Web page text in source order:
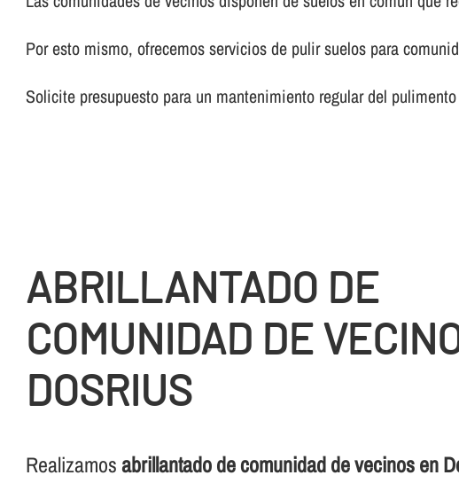
Por esto mismo, ofrecemos servicios de pulir suelos para
Solicite presupuesto para un mantenimiento regular del
ABRILLANTADO DE
COMUNIDAD DE
DOSRIUS
Realizamosabrillantado de comunidad de vecinos en